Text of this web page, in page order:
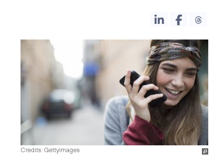
Credits: Gettyimages